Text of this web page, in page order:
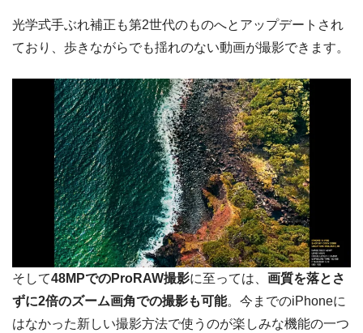
光学式手ぶれ補正も第2世代のものへとアップデートされ
ており、歩きながらでも揺れのない動画が撮影できます。
そして48MPでのProRAW撮影に至っては、 画質を落とさ
ずに2倍のズーム画角での撮影も可能。今までのiPhoneに
はなかった新しい撮影方法で使うのが楽しみな機能の一つ